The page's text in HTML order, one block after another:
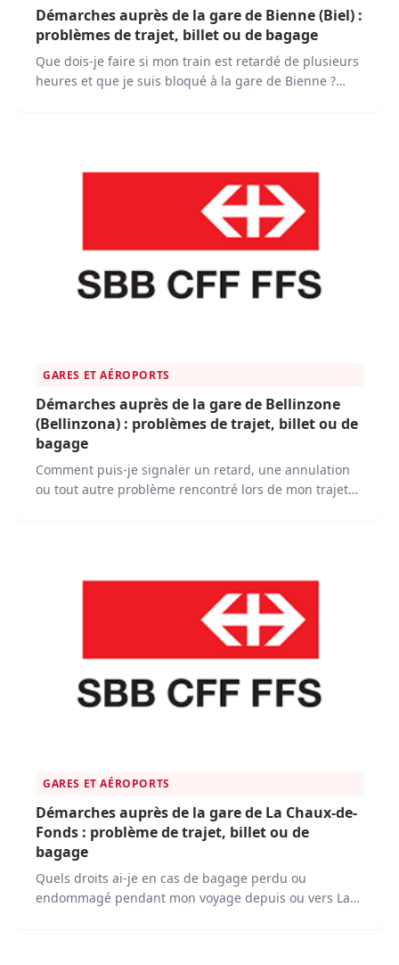
Démarches auprès de la gare de Bienne (Biel) :
problèmes de trajet, billet ou de bagage
Que dois-je faire si mon train est retardé de plusieurs
heures et que je suis bloqué à la gare de Bienne ?
GARES ET AÉROPORTS
Démarches auprès de la gare de Bellinzone
(Bellinzona) : problèmes de trajet, billet ou de
bagage
Comment puis-je signaler un retard, une annulation
ou tout autre problème rencontré lors de mon trajet
GARES ET AÉROPORTS
Démarches auprès de la gare de La Chaux-de-
Fonds : problème de trajet, billet ou de
bagage
Quels droits ai-je en cas de bagage perdu ou
endommagé pendant mon voyage depuis ou vers La